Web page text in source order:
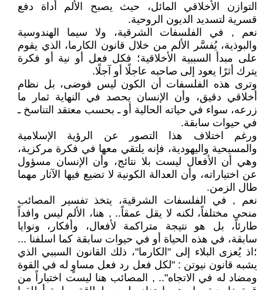
التوازن الأخلاقي المائل، حيث يصبح الألم أداة دفع
قسرية لتسديد الديون الروحية.
نعم , في الفلسفات الشرقية، ولا سيما الهندوسية
والبوذية، يُفسَّر الألم من خلال قانون الكارما، الذي يقوم
على مبدأ السببية الأخلاقية؛ فكل فعل أو نية أو فكرة
يترك أثرًا يعود إلى صاحبه عاجلًا أو آجلًا.
وترى هذه الفلسفات أن الكون ليس فوضى، بل نظام
أخلاقي دقيق، وأن الإنسان يحصد في النهاية ثمار ما
زرعه، سواء في حياته الحالية أو ـ بحسب معتقد التناسخ ـ
في حيوات سابقة.
ورغم اختلاف هذا التصور عن الرؤية الإسلامية
والمسيحية واليهودية، فإنه يلتقي معها في فكرة مركزية،
وهي أن الأفعال ليست بلا نتائج، وأن الإنسان مسؤول
عن اختياراته، وأن العدالة الكونية لا تضيع فيها الآثار مهما
طال الزمن.
نعم , في الفلسفات الشرقية، يتخذ تفسير المصائب
منحى مختلفاً، لكنه لا يقل عمقاً.. , هنا، الألم ليس وافداً
طارئاً، بل هو نتيجة متراكمة لأفعال، وأفكار، ونوايا
سابقة، في هذه الحياة أو في حيوات سابقة كما اسلفنا ...
؛اذ يُعزى البلاء إلى "الكارما"، ذلك القانون السببي الذي
يشبه قانون نيوتن : "لكل فعل رد فعل مساوٍ له في القوة
ومضاد له في الاتجاه".. , المصائب هنا ليست اختباراً من